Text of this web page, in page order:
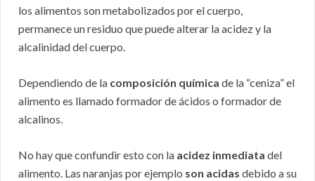
los alimentos son metabolizados por el cuerpo,
permanece un residuo que puede alterar la acidez y la
alcalinidad del cuerpo.
Dependiendo de la composición química de la “ceniza” el
alimento es llamado formador de ácidos o formador de
alcalinos.
No hay que confundir esto con la acidez inmediata del
alimento. Las naranjas por ejemplo son acidas debido a su